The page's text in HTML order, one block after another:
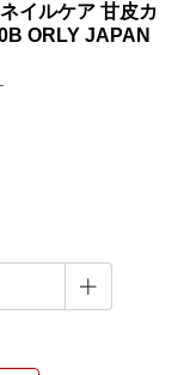
イルケア 甘皮カ
ORLY JAPAN